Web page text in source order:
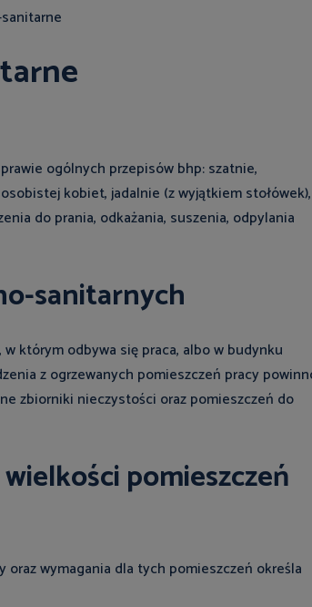
ogólnych przepisów bhp: szatnie,
kobiet, jadalnie (z wyjątkiem stołówek),
do prania, odkażania, suszenia, odpylania
sanitarnych
którym odbywa się praca, albo w budynku
z ogrzewanych pomieszczeń pracy
zbiorniki nieczystości oraz pomieszczeń do
pomieszczeń
oraz wymagania dla tych pomieszczeń określa